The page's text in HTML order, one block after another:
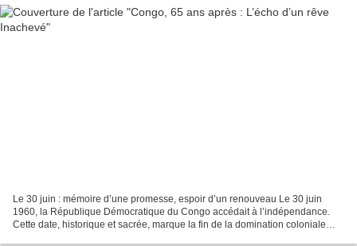
Le 30 juin : mémoire d’une promesse, espoir d’un renouveau Le 30 juin
1960, la République Démocratique du Congo accédait à l’indépendance.
Cette date, historique et sacrée, marque la fin de la domination coloniale